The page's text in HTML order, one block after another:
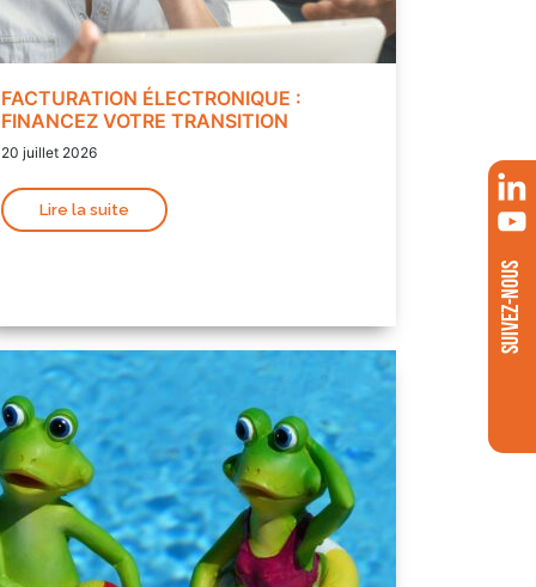
FACTURATION ÉLECTRONIQUE :
FINANCEZ VOTRE TRANSITION
20 juillet 2026
Lire la suite
SUIVEZ-NOUS